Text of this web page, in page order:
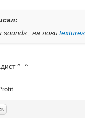
sounds , на ловиtextures
^_^